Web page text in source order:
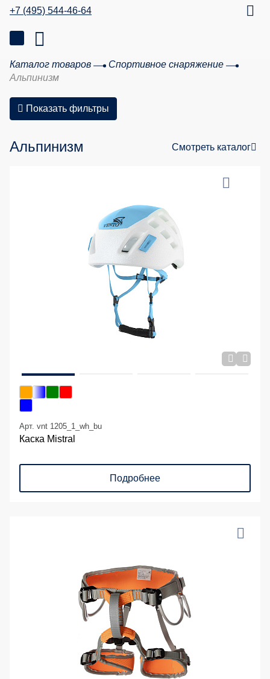
+7 (495) 544-46-64
Каталог товаров
Спортивное снаряжение
Альпинизм
Показать фильтры
Альпинизм Смотреть каталог
Арт. vnt 1205_1_wh_bu
Каска Mistral
Подробнее